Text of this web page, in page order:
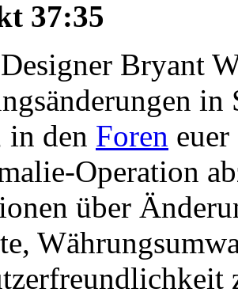
37:35
Bryant
in den Foren
Operation
über